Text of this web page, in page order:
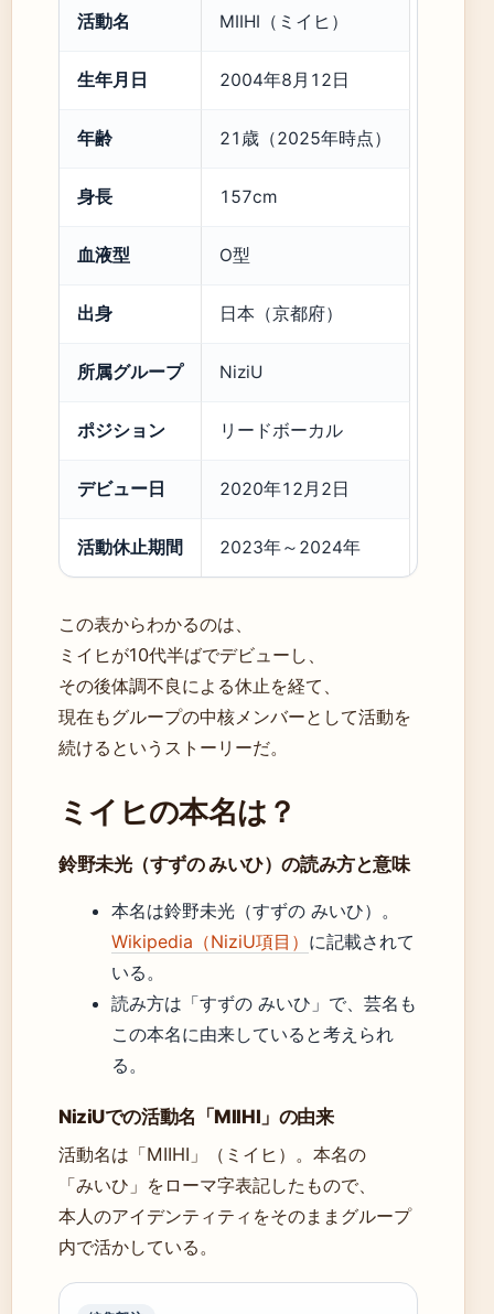
活動名 MIIHI（ミイヒ）
生年月日 2004年8月12日
年齢 21歳（2025年時点）
身長 157cm
血液型 O型
出身 日本（京都府）
所属グループ NiziU
ポジション リードボーカル
デビュー日 2020年12月2日
活動休止期間 2023年～2024年
この表からわかるのは、
ミイヒが10代半ばでデビューし、
その後体調不良による休止を経て、
現在もグループの中核メンバーとして活動を
続けるというストーリーだ。
ミイヒの本名は？
鈴野未光（すずの みいひ）の読み方と意味
本名は鈴野未光（すずの みいひ）。
Wikipedia（NiziU項目） に記載されて
いる。
読み方は「すずの みいひ」で、芸名も
この本名に由来していると考えられ
る。
NiziUでの活動名「MIIHI」の由来
活動名は「MIIHI」（ミイヒ）。本名の
「みいひ」をローマ字表記したもので、
本人のアイデンティティをそのままグループ
内で活かしている。